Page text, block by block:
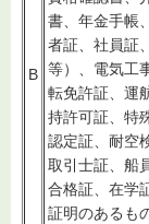
B
書、年金手帳
者証、社員証
等）、電気工
転免許証、運
持許可証、特
認定証、耐空
取引士証、船
合格証、在学
証明のあるも